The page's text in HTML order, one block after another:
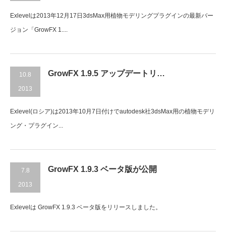
Exlevelは2013年12月17日3dsMax用植物モデリングプラグインの最新バー
ジョン「GrowFX 1....
10.8
2013
GrowFX 1.9.5 アップデートリ…
Exlevel(ロシア)は2013年10月7日付けでautodesk社3dsMax用の植物モデリ
ング・プラグイン...
7.8
2013
GrowFX 1.9.3 ベータ版が公開
Exlevelは GrowFX 1.9.3 ベータ版をリリースしました。